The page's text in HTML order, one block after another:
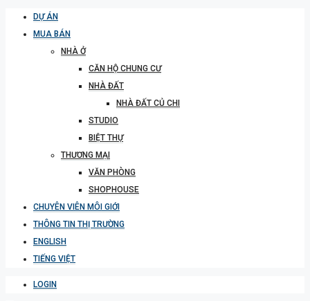
DỰ ÁN
MUA BÁN
NHÀ Ở
CĂN HỘ CHUNG CƯ
NHÀ ĐẤT
NHÀ ĐẤT CỦ CHI
STUDIO
BIỆT THỰ
THƯƠNG MẠI
VĂN PHÒNG
SHOPHOUSE
CHUYÊN VIÊN MÔI GIỚI
THÔNG TIN THỊ TRƯỜNG
ENGLISH
TIẾNG VIỆT
LOGIN